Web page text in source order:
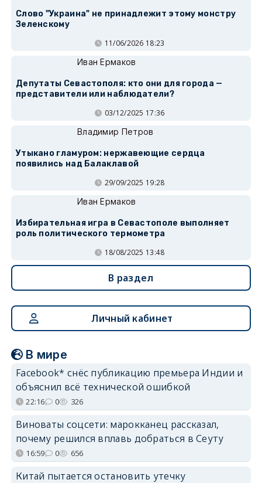
Слово "Украина" не принадлежит этому монстру
Зеленскому
11/06/2026 18:23
Иван Ермаков
Депутаты Севастополя: кто они для города —
представители или наблюдатели?
03/12/2025 17:36
Владимир Петров
Утыкано гламуром: нержавеющие сердца
появились над Балаклавой
29/09/2025 19:28
Иван Ермаков
Избирательная игра в Севастополе выполняет
роль политического термометра
18/08/2025 13:48
В раздел
Личный кабинет
В мире
Facebook* снёс публикацию премьера Индии и
объяснил всё технической ошибкой
22:16 0 326
Виноваты соцсети: марокканец рассказал,
почему решился вплавь добраться в Сеуту
16:59 0 656
Китай пытается остановить утечку